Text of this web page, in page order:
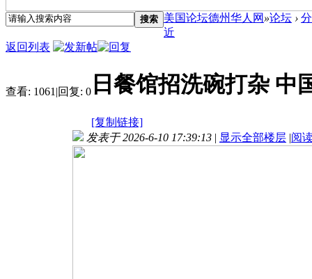
搜索 美国论坛德州华人网 »论坛 ›
近
返回列表
查看: 1061 |回复: 0 日餐馆招洗碗打杂 中
[复制链接]
发表于 2026-6-10 17:39:13 | 显示全部楼层 |阅